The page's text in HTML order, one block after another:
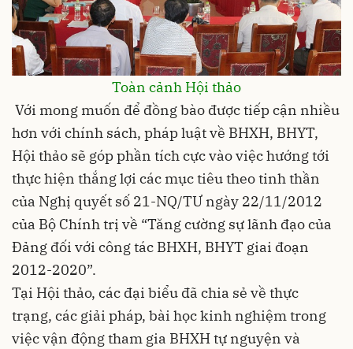
Toàn cảnh Hội thảo
Với mong muốn để đồng bào được tiếp cận nhiều
hơn với chính sách, pháp luật về BHXH, BHYT,
Hội thảo sẽ góp phần tích cực vào việc hướng tới
thực hiện thắng lợi các mục tiêu theo tinh thần
của Nghị quyết số 21-NQ/TƯ ngày 22/11/2012
của Bộ Chính trị về “Tăng cường sự lãnh đạo của
Đảng đối với công tác BHXH, BHYT giai đoạn
2012-2020”.
Tại Hội thảo, các đại biểu đã chia sẻ về thực
trạng, các giải pháp, bài học kinh nghiệm trong
việc vận động tham gia BHXH tự nguyện và